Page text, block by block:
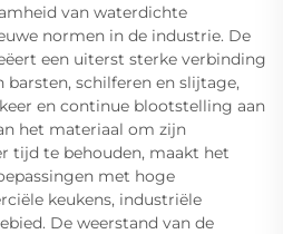
van waterdichte
normen in de industrie. De
een uiterst sterke verbinding
schilferen en slijtage,
en continue blootstelling aan
het materiaal om zijn
tijd te behouden, maakt het
met hoge
keukens, industriële
De weerstand van de